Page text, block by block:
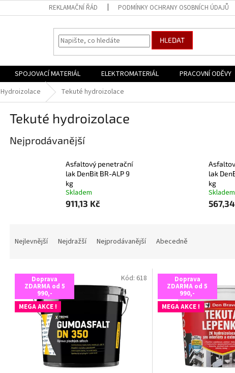
REKLAMAČNÍ ŘÁD PODMÍNKY OCHRANY OSOBNÍCH ÚDAJŮ
HLEDAT
SPOJOVACÍ MATERIÁL ELEKTROMATERIÁL PRACOVNÍ ODĚVY
Hydroizolace Tekuté hydroizolace
Tekuté hydroizolace
Nejprodávanější
Asfaltový penetrační
lak DenBit BR-ALP 9
kg
Skladem
911,13 Kč
lak
kg
Skladem
n
p
Nejlevnější Nejdražší Nejprodávanější Abecedně
V
p
Doprava
ZDARMA od 5
990,-
MEGA AKCE !
Kód: 618 Doprava
ZDARMA od 5
990,-
MEGA AKCE !